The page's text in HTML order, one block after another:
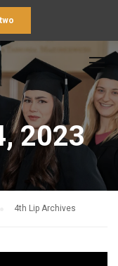
2023
4th Lip Archives